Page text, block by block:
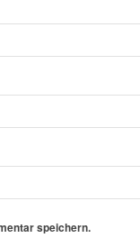
speichern.